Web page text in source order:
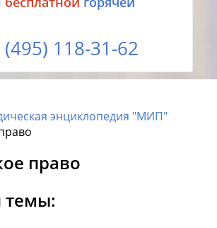
(495) 118-31-62
энциклопедия "МИП"
право
темы: